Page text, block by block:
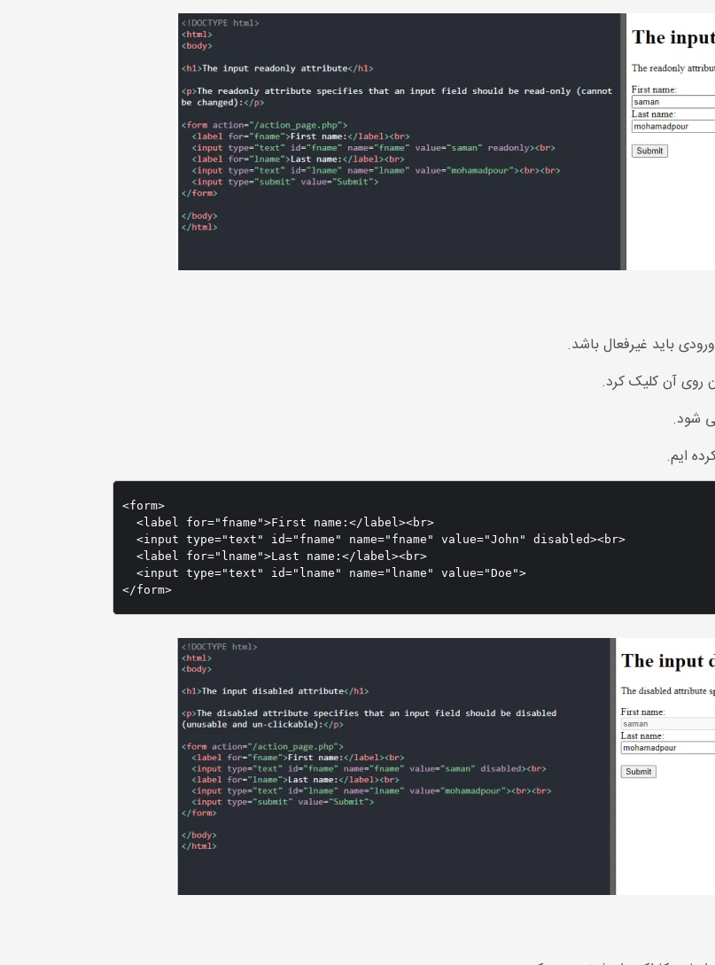
<form>
  <label for="fname">First name:</label><br>
  <input type="text" id="fname" name="fname" value="John" disabled><br>
  <label for="lname">Last name:</label><br>
  <input type="text" id="lname" name="lname" value="Doe">